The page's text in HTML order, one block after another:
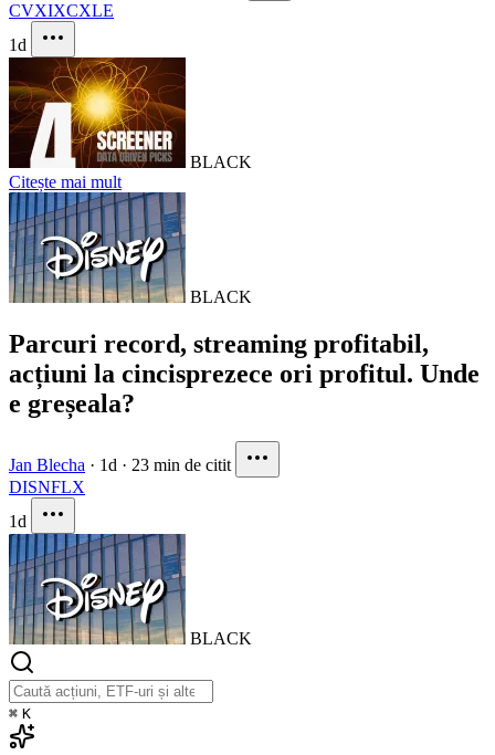
CVXIXCXLE
1d
BLACK
Citește mai mult
BLACK
Parcuri record, streaming profitabil,
acțiuni la cincisprezece ori profitul. Unde
e greșeala?
Jan Blecha · 1d · 23 min de citit
DISNFLX
1d
BLACK
⌘ K